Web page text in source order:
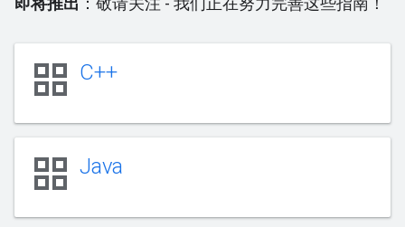
grid_view C++
grid_view Java